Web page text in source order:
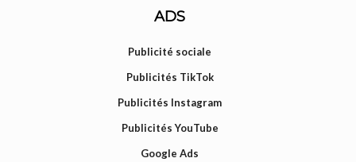
ADS
Publicité sociale
Publicités TikTok
Publicités Instagram
Publicités YouTube
Google Ads